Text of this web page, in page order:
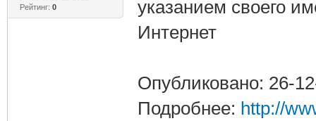
Рейтинг: 0
указанием своего
Интернет
Опубликовано: 26-
Подробнее: http://